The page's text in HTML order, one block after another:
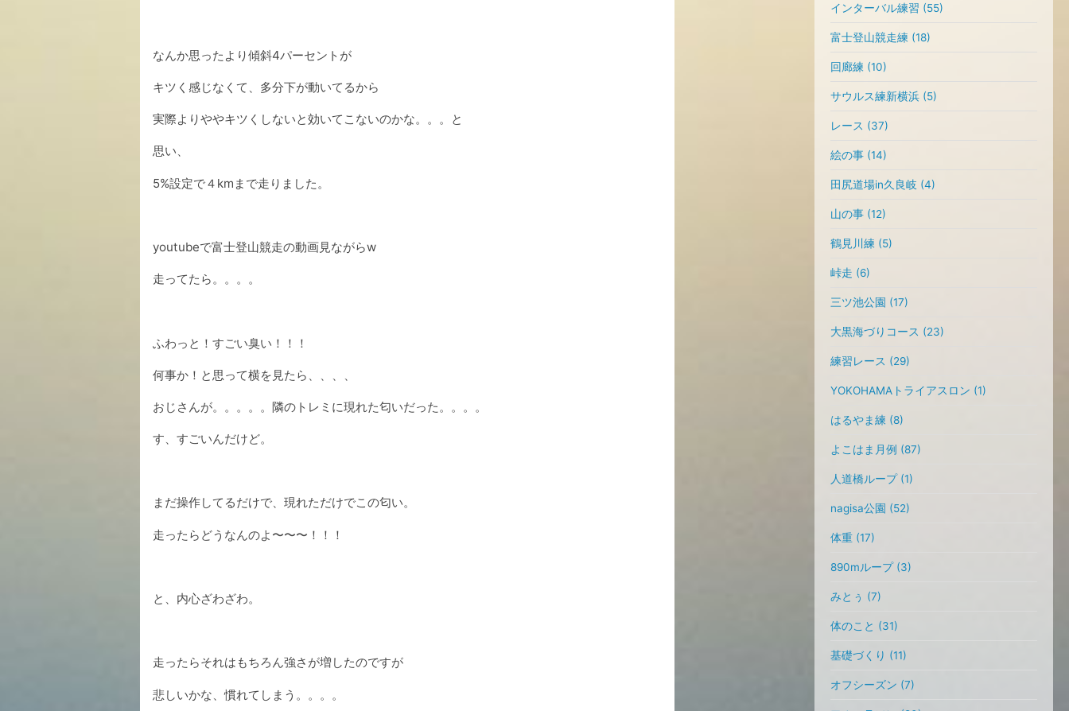
なんか思ったより傾斜4パーセントが
キツく感じなくて、多分下が動いてるから
実際よりややキツくしないと効いてこないのかな。。。と
思い、
5%設定で４kmまで走りました。
youtubeで富士登山競走の動画見ながらw
走ってたら。。。。
ふわっと！すごい臭い！！！
何事か！と思って横を見たら、、、、
おじさんが。。。。。隣のトレミに現れた匂いだった。。。。
す、すごいんだけど。
まだ操作してるだけで、現れただけでこの匂い。
走ったらどうなんのよ〜〜〜！！！
と、内心ざわざわ。
走ったらそれはもちろん強さが増したのですが
悲しいかな、慣れてしまう。。。。
インターバル練習 (55)
富士登山競走練 (18)
回廊練 (10)
サウルス練新横浜 (5)
レース (37)
絵の事 (14)
田尻道場in久良岐 (4)
山の事 (12)
鶴見川練 (5)
峠走 (6)
三ツ池公園 (17)
大黒海づりコース (23)
練習レース (29)
YOKOHAMAトライアスロン (1)
はるやま練 (8)
よこはま月例 (87)
人道橋ループ (1)
nagisa公園 (52)
体重 (17)
890mループ (3)
みとぅ (7)
体のこと (31)
基礎づくり (11)
オフシーズン (7)